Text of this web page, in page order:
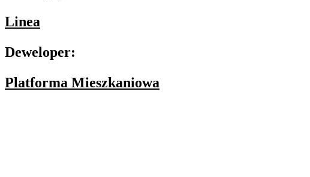
Linea
Deweloper:
Platforma Mieszkaniowa